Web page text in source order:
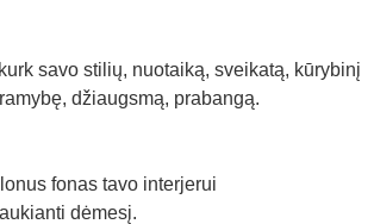
savo stilių, nuotaiką, sveikatą, kūrybinį
džiaugsmą, prabangą.
fonas tavo interjerui
dėmesį.